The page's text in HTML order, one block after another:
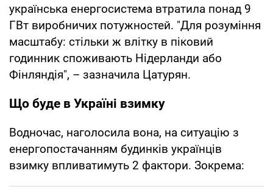
українська енергосистема втратила понад 9
ГВт виробничих потужностей. "Для розуміння
масштабу: стільки ж влітку в піковий
годинник споживають Нідерланди або
Фінляндія", – зазначила Цатурян.
Що буде в Україні взимку
Водночас, наголосила вона, на ситуацію з
енергопостачанням будинків українців
взимку впливатимуть 2 фактори. Зокрема: